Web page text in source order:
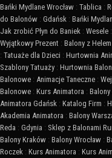
Bańki Mydlane Wrocław : Tablica :
do Balonów : Gdańsk : Bańki
Jak zrobić Płyn do Baniek : Wesele :
Wyjątkowy Prezent : Balony z
: Tatuaże dla Dzieci : Hurtownia
Szablony Tatuaży : Hurtownia
Balonowe : Animacje Taneczne :
Balonowe : Kurs Animatora : Balony
Animatora Gdańsk : Katalog Firm :
Akademia Animatora : Balony
Reda : Gdynia : Sklep z Balonami
Balony Kraków : Balony Wrocław :
Roczek : Kurs Animatora : Kurs